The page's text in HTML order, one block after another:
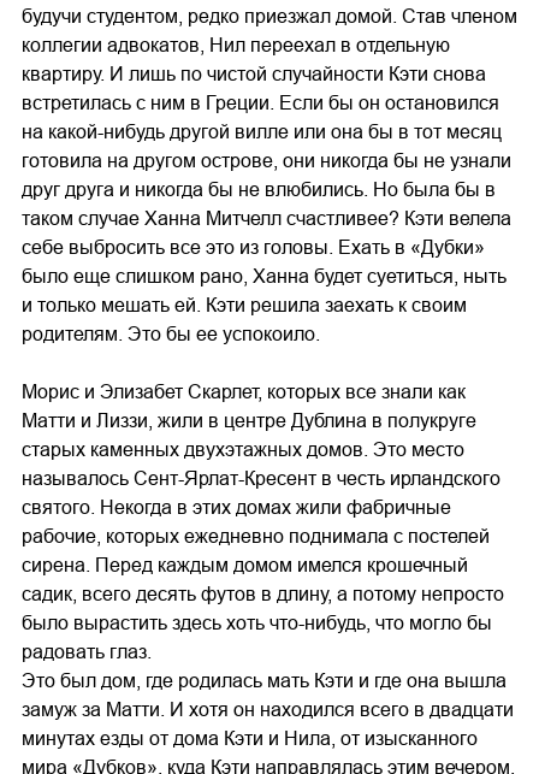
будучи студентом, редко приезжал домой. Став членом
коллегии адвокатов, Нил переехал в отдельную
квартиру. И лишь по чистой случайности Кэти снова
встретилась с ним в Греции. Если бы он остановился
на какой-нибудь другой вилле или она бы в тот месяц
готовила на другом острове, они никогда бы не узнали
друг друга и никогда бы не влюбились. Но была бы в
таком случае Ханна Митчелл счастливее? Кэти велела
себе выбросить все это из головы. Ехать в «Дубки»
было еще слишком рано, Ханна будет суетиться, ныть
и только мешать ей. Кэти решила заехать к своим
родителям. Это бы ее успокоило.
Морис и Элизабет Скарлет, которых все знали как
Матти и Лиззи, жили в центре Дублина в полукруге
старых каменных двухэтажных домов. Это место
называлось Сент-Ярлат-Кресент в честь ирландского
святого. Некогда в этих домах жили фабричные
рабочие, которых ежедневно поднимала с постелей
сирена. Перед каждым домом имелся крошечный
садик, всего десять футов в длину, а потому непросто
было вырастить здесь хоть что-нибудь, что могло бы
радовать глаз.
Это был дом, где родилась мать Кэти и где она вышла
замуж за Матти. И хотя он находился всего в двадцати
минутах езды от дома Кэти и Нила, от изысканного
мира «Дубков», куда Кэти направлялась этим вечером,